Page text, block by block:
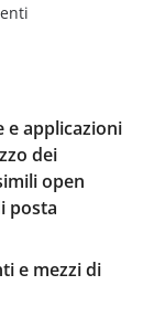
e applicazioni
dei
open
posta
e mezzi di